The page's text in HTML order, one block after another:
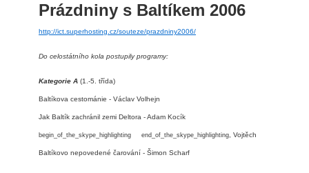
Prázdniny s Baltíkem 2006
http://ict.superhosting.cz/souteze/prazdniny2006/
Do celostátního kola postupily programy:
Kategorie A (1.-5. třída)
Baltíkova cestománie - Václav Volhejn
Jak Baltík zachránil zemi Deltora - Adam Kocík
begin_of_the_skype_highlighting end_of_the_skype_highlighting , Vojtěch
Baltíkovo nepovedené čarování - Šimon Scharf